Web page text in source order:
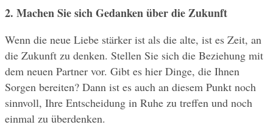
2. Machen Sie sich Gedanken über die Zukunft
Wenn die neue Liebe stärker ist als die alte, ist es Zeit, an
die Zukunft zu denken. Stellen Sie sich die Beziehung mit
dem neuen Partner vor. Gibt es hier Dinge, die Ihnen
Sorgen bereiten? Dann ist es auch an diesem Punkt noch
sinnvoll, Ihre Entscheidung in Ruhe zu treffen und noch
einmal zu überdenken.